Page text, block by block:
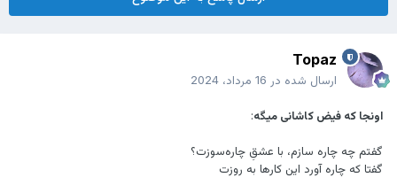
Topaz
ارسال شده در 16 مرداد، 2024
اونجا که فیض کاشانی میگه:
گفتم چه چاره سازم، با عشقِ چاره‌سوزت؟
گفتا که چاره آورد این کارها به روزت